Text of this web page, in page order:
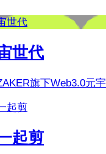
世代
世代
旗下Web3.0元
起剪
起剪